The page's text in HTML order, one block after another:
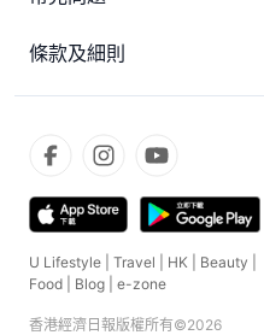
條款及細則
U Lifestyle Travel HK Beauty
Food
Blog e-zone
香港經濟日報版權所有©2026